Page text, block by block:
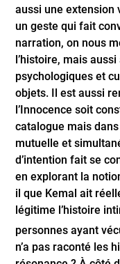
aussi une extension
un geste qui fait
narration, on nous
l’histoire, mais
psychologiques et
objets. Il est aussi
l’Innocence soit
catalogue mais
mutuelle et
d’intention fait se
en explorant la
il que Kemal ait
légitime l’histoire
personnes ayant
n’a pas raconté les